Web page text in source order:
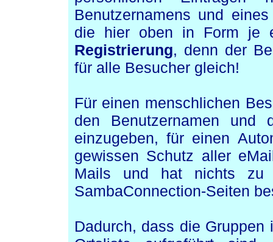
Benutzernamens und
die hier oben in Form je
Registrierung, denn der
für alle Besucher gleich!
Für einen menschlichen
den Benutzernamen
einzugeben, für einen
gewissen Schutz aller
Mails und hat nichts
SambaConnection-Seiten
Dadurch, dass die